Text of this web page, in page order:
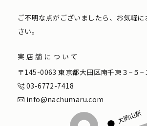
ご不明な点がございましたら、お気軽
さい。
実店舗について
〒145-0063 東京都大田区南千束３−５−
03-6772-7418
info@nachumaru.com